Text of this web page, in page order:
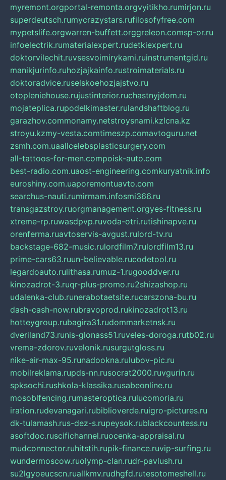
myremont.orgportal-remonta.orgvyitikho.rumirjon.ru
superdeutsch.rumycrazystars.rufilosofyfree.com
mypetslife.orgwarren-buffett.orggreleon.comsp-or.ru
infoelectrik.rumaterialexpert.rudetkiexpert.ru
doktorvilechit.ruvsesvoimirykami.ruinstrumentgid.ru
manikjurinfo.ruhozjajkainfo.rustroimaterials.ru
doktoradvice.ruselskoehozjajstvo.ru
otopleniehouse.rujustinterior.ruchastnyjdom.ru
mojateplica.rupodelkimaster.rulandshaftblog.ru
garazhov.commonamy.netstroysnami.kzlcna.kz
stroyu.kzmy-vesta.comtimeszp.comavtoguru.net
zsmh.com.uaallcelebsplasticsurgery.com
all-tattoos-for-men.compoisk-auto.com
best-radio.com.uaost-engineering.comkuryatnik.info
euroshiny.com.uaporemontuavto.com
searchus-nauti.rumirmam.infosmi366.ru
transgazstroy.ruorgmanagement.orgyes-fitness.ru
xtreme-rp.ruwasdpvp.ruvoda-otri.rutishinapve.ru
orenferma.ruavtoservis-avgust.rulord-tv.ru
backstage-682-music.rulordfilm7.rulordfilm13.ru
prime-cars63.ruun-believable.rucodetool.ru
legardoauto.rulithasa.rumuz-1.rugooddver.ru
kinozadrot-3.ruqr-plus-promo.ru2shizashop.ru
udalenka-club.runerabotaetsite.rucarszona-bu.ru
dash-cash-now.rubravoprod.rukinozadrot13.ru
hotteygroup.rubagira31.rudommarketnsk.ru
dveriland73.runis-glonass51.ruveles-doroga.rutb02.ru
vrema-zdorov.ruvelonik.rusurgutgloss.ru
nike-air-max-95.runadookna.rulubov-pic.ru
mobilreklama.rupds-nn.rusocrat2000.ruvgurin.ru
spksochi.rushkola-klassika.rusabeonline.ru
mosoblfencing.rumasteroptica.rulucomoria.ru
iration.rudevanagari.rubiblioverde.ruigro-pictures.ru
dk-tulamash.rus-dez-s.rupeysok.rublackcountess.ru
asoftdoc.ruscifichannel.ruocenka-appraisal.ru
mudconnector.ruhitstih.rupik-finance.ruvip-surfing.ru
wundermoscow.ruolymp-clan.rudr-pavlush.ru
su2lgyoeucscn.ruallkmv.rudhgfd.rutesotomeshell.ru